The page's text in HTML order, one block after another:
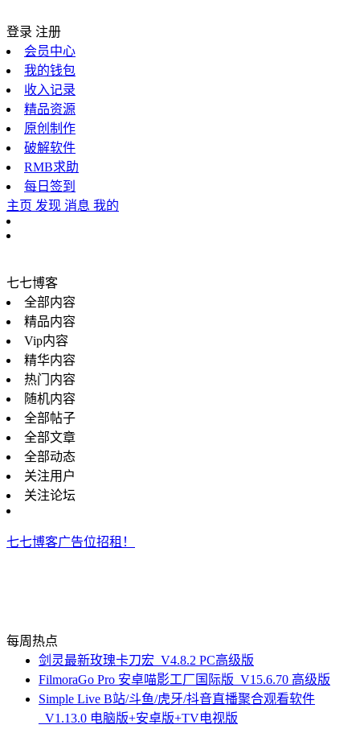
登录 注册
会员中心
我的钱包
收入记录
精品资源
原创制作
破解软件
RMB求助
每日签到
主页 发现 消息 我的
七七博客
全部内容
精品内容
Vip内容
精华内容
热门内容
随机内容
全部帖子
全部文章
全部动态
关注用户
关注论坛
七七博客广告位招租！
每周热点
剑灵最新玫瑰卡刀宏_V4.8.2 PC高级版
FilmoraGo Pro 安卓喵影工厂国际版_V15.6.70 高级版
Simple Live B站/斗鱼/虎牙/抖音直播聚合观看软件
_V1.13.0 电脑版+安卓版+TV电视版